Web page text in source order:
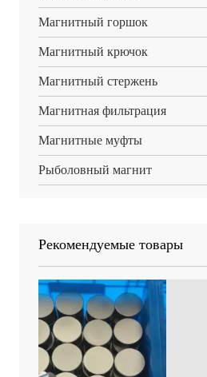
Магнитный горшок
Магнитный крючок
Магнитный стержень
Магнитная фильтрация
Магнитные муфты
Рыболовный магнит
Рекомендуемые товары